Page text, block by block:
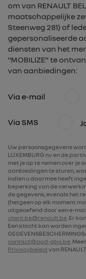
om van RENAULT
maatschappelijke
Steenweg 281) of
gepersonaliseerde
diensten van het merk
“MOBILIZE” te
van aanbiedingen:
Via e-mail
Via SMS
Uw persoonsgegevens
LUXEMBURG nv en de
met je op te nemen over je
aanbiedingen te sturen,
indien u daarmee heeft
beperking van de
de gegevens, evenals het
(hetgeen op elk moment
uitgeoefend door een e-
client.be@renault.be. Er
Een klacht kan worden
contact@apd-gba.be.
Privacybeleid van